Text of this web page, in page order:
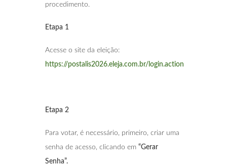
procedimento.
Etapa 1
Acesse o site da eleição:
https://postalis2026.eleja.com.br/login.action
Etapa 2
Para votar, é necessário, primeiro, criar uma
senha de acesso, clicando em “Gerar
Senha”.